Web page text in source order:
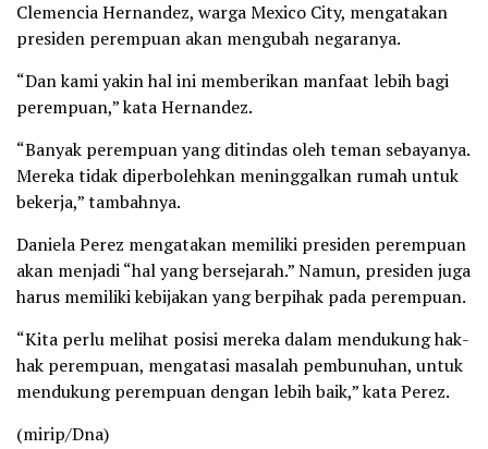
Clemencia Hernandez, warga Mexico City, mengatakan
presiden perempuan akan mengubah negaranya.
“Dan kami yakin hal ini memberikan manfaat lebih bagi
perempuan,” kata Hernandez.
“Banyak perempuan yang ditindas oleh teman sebayanya.
Mereka tidak diperbolehkan meninggalkan rumah untuk
bekerja,” tambahnya.
Daniela Perez mengatakan memiliki presiden perempuan
akan menjadi “hal yang bersejarah.” Namun, presiden juga
harus memiliki kebijakan yang berpihak pada perempuan.
“Kita perlu melihat posisi mereka dalam mendukung hak-
hak perempuan, mengatasi masalah pembunuhan, untuk
mendukung perempuan dengan lebih baik,” kata Perez.
(mirip/Dna)